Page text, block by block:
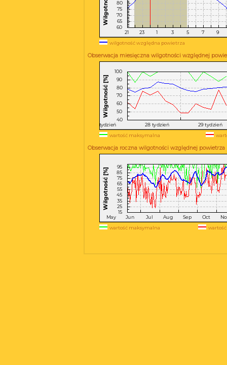
wilgotność względna powietrza
Obserwacja miesięczna wilgotności względnej
wartość maksymalna
Obserwacja roczna wilgotności względnej powietrza
wartość maksymalna